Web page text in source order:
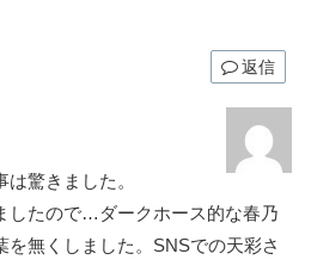
返信
驚きました。
したので…ダークホース的な春乃
を無くしました。SNSでの天彩さ